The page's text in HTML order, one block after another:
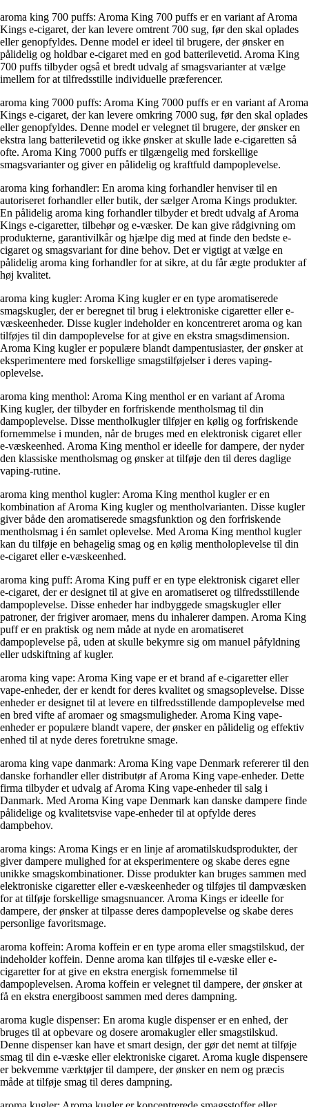
aroma king 700 puffs: Aroma King 700 puffs er en variant af Aroma
Kings e-cigaret, der kan levere omtrent 700 sug, før den skal oplades
eller genopfyldes. Denne model er ideel til brugere, der ønsker en
pålidelig og holdbar e-cigaret med en god batterilevetid. Aroma King
700 puffs tilbyder også et bredt udvalg af smagsvarianter at vælge
imellem for at tilfredsstille individuelle præferencer.
aroma king 7000 puffs: Aroma King 7000 puffs er en variant af Aroma
Kings e-cigaret, der kan levere omkring 7000 sug, før den skal oplades
eller genopfyldes. Denne model er velegnet til brugere, der ønsker en
ekstra lang batterilevetid og ikke ønsker at skulle lade e-cigaretten så
ofte. Aroma King 7000 puffs er tilgængelig med forskellige
smagsvarianter og giver en pålidelig og kraftfuld dampoplevelse.
aroma king forhandler: En aroma king forhandler henviser til en
autoriseret forhandler eller butik, der sælger Aroma Kings produkter.
En pålidelig aroma king forhandler tilbyder et bredt udvalg af Aroma
Kings e-cigaretter, tilbehør og e-væsker. De kan give rådgivning om
produkterne, garantivilkår og hjælpe dig med at finde den bedste e-
cigaret og smagsvariant for dine behov. Det er vigtigt at vælge en
pålidelig aroma king forhandler for at sikre, at du får ægte produkter af
høj kvalitet.
aroma king kugler: Aroma King kugler er en type aromatiserede
smagskugler, der er beregnet til brug i elektroniske cigaretter eller e-
væskeenheder. Disse kugler indeholder en koncentreret aroma og kan
tilføjes til din dampoplevelse for at give en ekstra smagsdimension.
Aroma King kugler er populære blandt dampentusiaster, der ønsker at
eksperimentere med forskellige smagstilføjelser i deres vaping-
oplevelse.
aroma king menthol: Aroma King menthol er en variant af Aroma
King kugler, der tilbyder en forfriskende mentholsmag til din
dampoplevelse. Disse mentholkugler tilføjer en kølig og forfriskende
fornemmelse i munden, når de bruges med en elektronisk cigaret eller
e-væskeenhed. Aroma King menthol er ideelle for dampere, der nyder
den klassiske mentholsmag og ønsker at tilføje den til deres daglige
vaping-rutine.
aroma king menthol kugler: Aroma King menthol kugler er en
kombination af Aroma King kugler og mentholvarianten. Disse kugler
giver både den aromatiserede smagsfunktion og den forfriskende
mentholsmag i én samlet oplevelse. Med Aroma King menthol kugler
kan du tilføje en behagelig smag og en kølig mentholoplevelse til din
e-cigaret eller e-væskeenhed.
aroma king puff: Aroma King puff er en type elektronisk cigaret eller
e-cigaret, der er designet til at give en aromatiseret og tilfredsstillende
dampoplevelse. Disse enheder har indbyggede smagskugler eller
patroner, der frigiver aromaer, mens du inhalerer dampen. Aroma King
puff er en praktisk og nem måde at nyde en aromatiseret
dampoplevelse på, uden at skulle bekymre sig om manuel påfyldning
eller udskiftning af kugler.
aroma king vape: Aroma King vape er et brand af e-cigaretter eller
vape-enheder, der er kendt for deres kvalitet og smagsoplevelse. Disse
enheder er designet til at levere en tilfredsstillende dampoplevelse med
en bred vifte af aromaer og smagsmuligheder. Aroma King vape-
enheder er populære blandt vapere, der ønsker en pålidelig og effektiv
enhed til at nyde deres foretrukne smage.
aroma king vape danmark: Aroma King vape Denmark refererer til den
danske forhandler eller distributør af Aroma King vape-enheder. Dette
firma tilbyder et udvalg af Aroma King vape-enheder til salg i
Danmark. Med Aroma King vape Denmark kan danske dampere finde
pålidelige og kvalitetsvise vape-enheder til at opfylde deres
dampbehov.
aroma kings: Aroma Kings er en linje af aromatilskudsprodukter, der
giver dampere mulighed for at eksperimentere og skabe deres egne
unikke smagskombinationer. Disse produkter kan bruges sammen med
elektroniske cigaretter eller e-væskeenheder og tilføjes til dampvæsken
for at tilføje forskellige smagsnuancer. Aroma Kings er ideelle for
dampere, der ønsker at tilpasse deres dampoplevelse og skabe deres
personlige favoritsmage.
aroma koffein: Aroma koffein er en type aroma eller smagstilskud, der
indeholder koffein. Denne aroma kan tilføjes til e-væske eller e-
cigaretter for at give en ekstra energisk fornemmelse til
dampoplevelsen. Aroma koffein er velegnet til dampere, der ønsker at
få en ekstra energiboost sammen med deres dampning.
aroma kugle dispenser: En aroma kugle dispenser er en enhed, der
bruges til at opbevare og dosere aromakugler eller smagstilskud.
Denne dispenser kan have et smart design, der gør det nemt at tilføje
smag til din e-væske eller elektroniske cigaret. Aroma kugle dispensere
er bekvemme værktøjer til dampere, der ønsker en nem og præcis
måde at tilføje smag til deres dampning.